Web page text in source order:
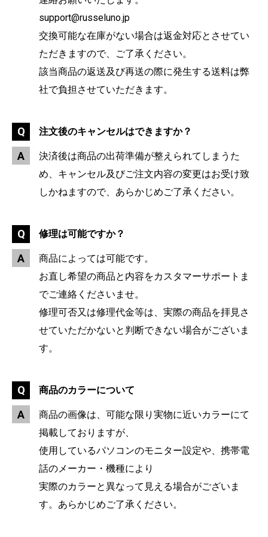
support@russeluno.jp
交換可能な在庫がない場合は返金対応とさせてい
ただきますので、ご了承ください。
該当商品の返送及び再送の際に発生する送料は弊
社で負担させていただきます。
注文後のキャンセルはできますか？
決済後は商品の出荷準備が整えられてしまうた
め、キャンセル及びご注文内容の変更はお受け致
しかねますので、あらかじめご了承ください。
修理は可能ですか？
商品によっては可能です。
お直し希望の商品と内容をカスタマーサポートま
でご連絡くださいませ。
修理可否又は修理代金等は、実際の商品を拝見さ
せていただかないと判断できない場合がございま
す。
商品のカラーについて
商品の画像は、可能な限り実物に近いカラーにて
掲載しておりますが、
使用しているパソコンのモニター設定や、携帯電
話のメーカー・機種により
実際のカラーと異なって見える場合がございま
す。あらかじめご了承ください。